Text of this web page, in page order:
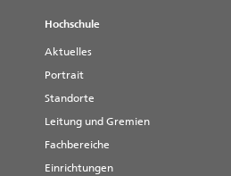
Hochschule
Aktuelles
Portrait
Standorte
Leitung und Gremien
Fachbereiche
Einrichtungen